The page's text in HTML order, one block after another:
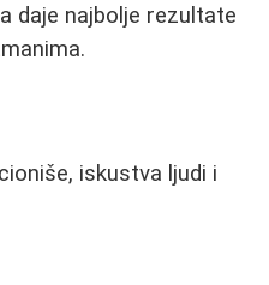
daje najbolje rezultate
iskustva ljudi i